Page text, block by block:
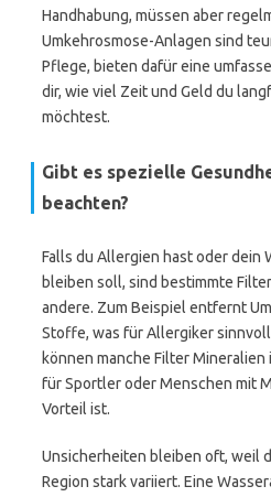
Handhabung, müssen aber
Umkehrosmose-Anlagen sind
Pflege, bieten dafür eine
dir, wie viel Zeit und Geld du
möchtest.
Gibt es spezielle
beachten?
Falls du Allergien hast oder dein
bleiben soll, sind bestimmte
andere. Zum Beispiel entfernt
Stoffe, was für Allergiker
können manche Filter Mineralien
für Sportler oder Menschen mit
Vorteil ist.
Unsicherheiten bleiben oft, weil
Region stark variiert. Eine